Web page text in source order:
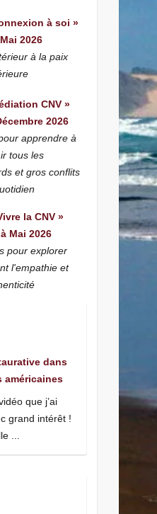
à soi »
2026
à la paix
CNV »
2026
apprendre à
tous les
et gros conflits
la CNV »
Mai 2026
pour explorer
l'empathie et
dans
américaines
que j’ai
grand intérêt !